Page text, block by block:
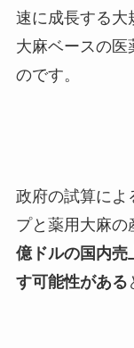
速に成長する大
大麻ベースの医
のです。
政府の試算によ
プと薬用大麻の
億ドルの国内売
す可能性がある